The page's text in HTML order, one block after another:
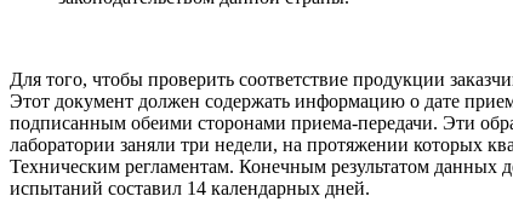
Для того, чтобы проверить соответствие продукции
Этот документ должен содержать информацию о дате
подписанным обеими сторонами приема-передачи. Эти
лаборатории заняли три недели, на протяжении которых
Техническим регламентам. Конечным результатом данных
испытаний составил 14 календарных дней.